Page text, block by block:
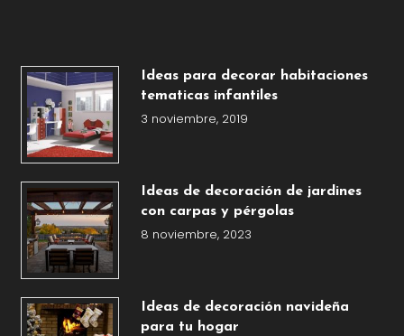
Ideas para decorar habitaciones
tematicas infantiles
3 noviembre, 2019
Ideas de decoración de jardines
con carpas y pérgolas
8 noviembre, 2023
Ideas de decoración navideña
para tu hogar